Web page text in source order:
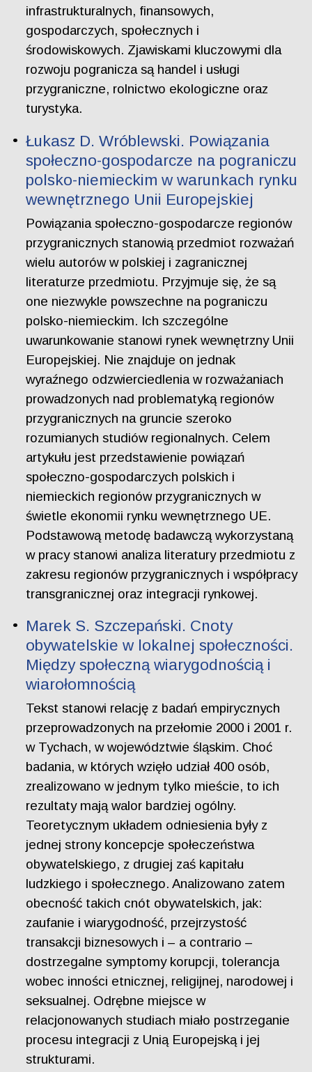
infrastrukturalnych, finansowych,
gospodarczych, społecznych i
środowiskowych. Zjawiskami kluczowymi dla
rozwoju pogranicza są handel i usługi
przygraniczne, rolnictwo ekologiczne oraz
turystyka.
Łukasz D. Wróblewski. Powiązania
społeczno-gospodarcze na pograniczu
polsko-niemieckim w warunkach rynku
wewnętrznego Unii Europejskiej
Powiązania społeczno-gospodarcze regionów
przygranicznych stanowią przedmiot rozważań
wielu autorów w polskiej i zagranicznej
literaturze przedmiotu. Przyjmuje się, że są
one niezwykle powszechne na pograniczu
polsko-niemieckim. Ich szczególne
uwarunkowanie stanowi rynek wewnętrzny Unii
Europejskiej. Nie znajduje on jednak
wyraźnego odzwierciedlenia w rozważaniach
prowadzonych nad problematyką regionów
przygranicznych na gruncie szeroko
rozumianych studiów regionalnych. Celem
artykułu jest przedstawienie powiązań
społeczno-gospodarczych polskich i
niemieckich regionów przygranicznych w
świetle ekonomii rynku wewnętrznego UE.
Podstawową metodę badawczą wykorzystaną
w pracy stanowi analiza literatury przedmiotu z
zakresu regionów przygranicznych i współpracy
transgranicznej oraz integracji rynkowej.
Marek S. Szczepański. Cnoty
obywatelskie w lokalnej społeczności.
Między społeczną wiarygodnością i
wiarołomnością
Tekst stanowi relację z badań empirycznych
przeprowadzonych na przełomie 2000 i 2001 r.
w Tychach, w województwie śląskim. Choć
badania, w których wzięło udział 400 osób,
zrealizowano w jednym tylko mieście, to ich
rezultaty mają walor bardziej ogólny.
Teoretycznym układem odniesienia były z
jednej strony koncepcje społeczeństwa
obywatelskiego, z drugiej zaś kapitału
ludzkiego i społecznego. Analizowano zatem
obecność takich cnót obywatelskich, jak:
zaufanie i wiarygodność, przejrzystość
transakcji biznesowych i – a contrario –
dostrzegalne symptomy korupcji, tolerancja
wobec inności etnicznej, religijnej, narodowej i
seksualnej. Odrębne miejsce w
relacjonowanych studiach miało postrzeganie
procesu integracji z Unią Europejską i jej
strukturami.